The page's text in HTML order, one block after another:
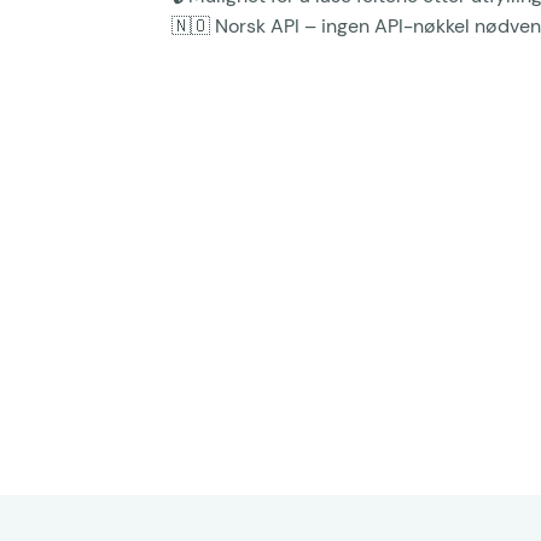
🇳🇴 Norsk API – ingen API-nøkkel